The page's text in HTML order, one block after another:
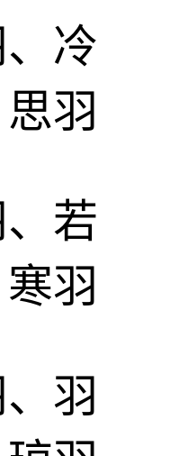
冷
羽
若
羽
羽